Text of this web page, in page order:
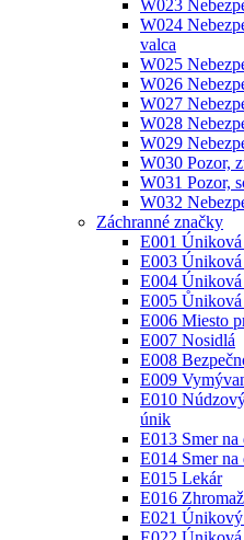
W023
W024
valca
W025
W026
W027
W028
W029
W030 Pozor,
W031 Pozor,
W032
Záchranné značky
E001
E003
E004
E005
E006 Miesto
E007 Nosidlá
E008
E009
E010
únik
E013 Smer na
E014 Smer na
E015 Lekár
E016
E021 Únikový